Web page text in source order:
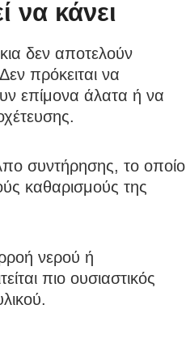
να κάνει
δεν αποτελούν
πρόκειται να
επίμονα άλατα ή να
συντήρησης, το οποίο
καθαρισμούς της
νερού ή
πιο ουσιαστικός